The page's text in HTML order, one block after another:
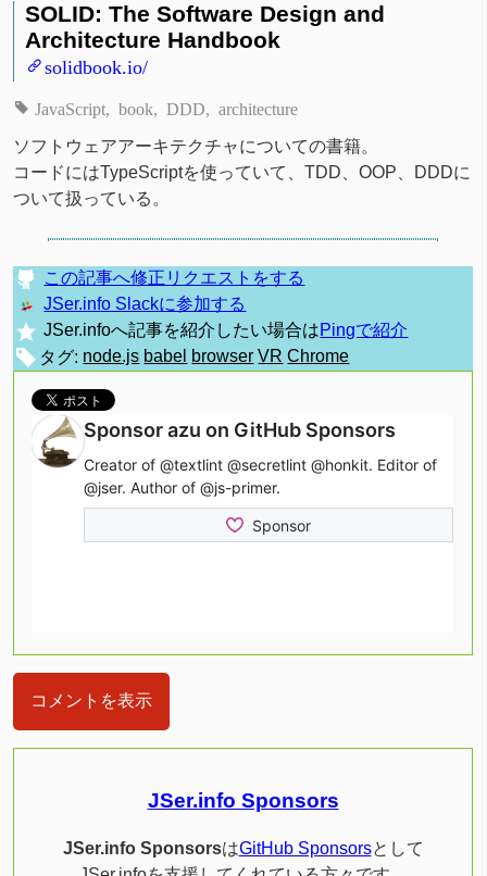
SOLID: The Software Design and
Architecture Handbook
solidbook.io/
JavaScript book DDD architecture
ソフトウェアアーキテクチャについての書籍。
コードにはTypeScriptを使っていて、TDD、OOP、DDDに
ついて扱っている。
この記事へ修正リクエストをする
JSer.info Slackに参加する
JSer.infoへ記事を紹介したい場合はPingで紹介
タグ: node.js babel browser VR Chrome
コメントを表示
JSer.info Sponsors
JSer.info SponsorsはGitHub Sponsorsとして